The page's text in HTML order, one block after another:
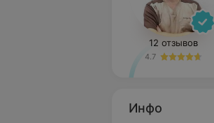
12 отзывов
4.7
Инфо